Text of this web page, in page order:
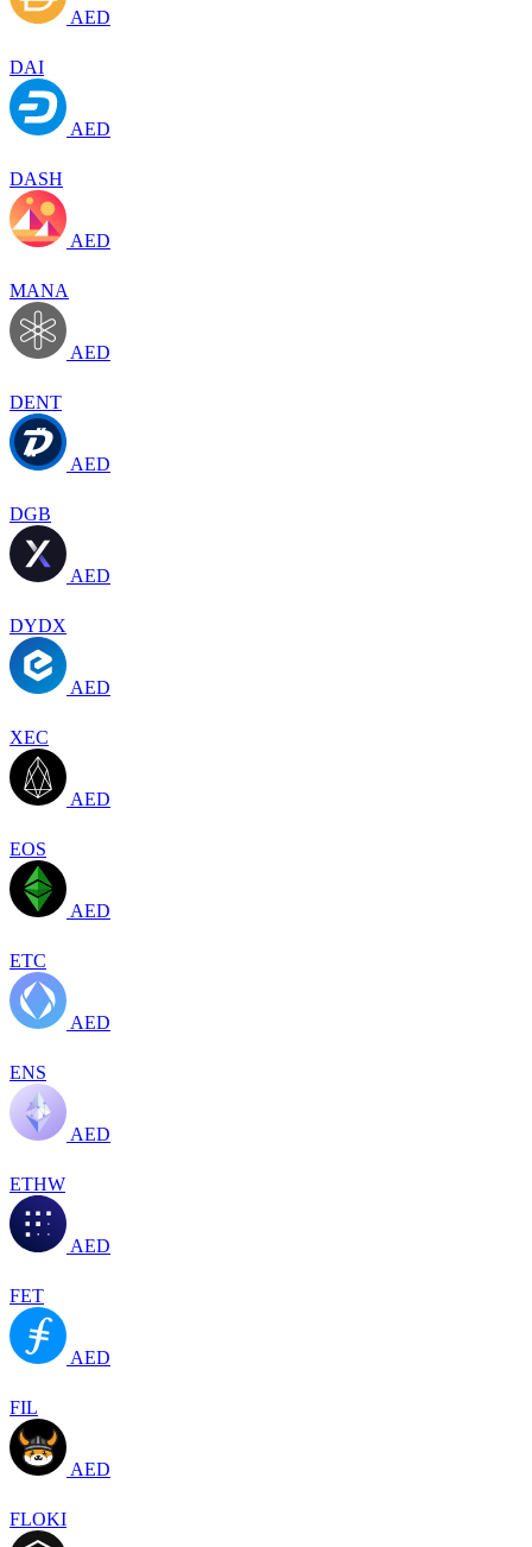
AED
DAI
AED
DASH
AED
MANA
AED
DENT
AED
DGB
AED
DYDX
AED
XEC
AED
EOS
AED
ETC
AED
ENS
AED
ETHW
AED
FET
AED
FIL
AED
FLOKI